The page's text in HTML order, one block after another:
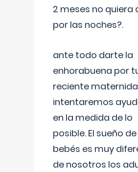
2 meses no quiera
por las noches?.
ante todo darte la
enhorabuena por
reciente
intentaremos
en la medida de lo
posible. El sueño
bebés es muy
de nosotros los